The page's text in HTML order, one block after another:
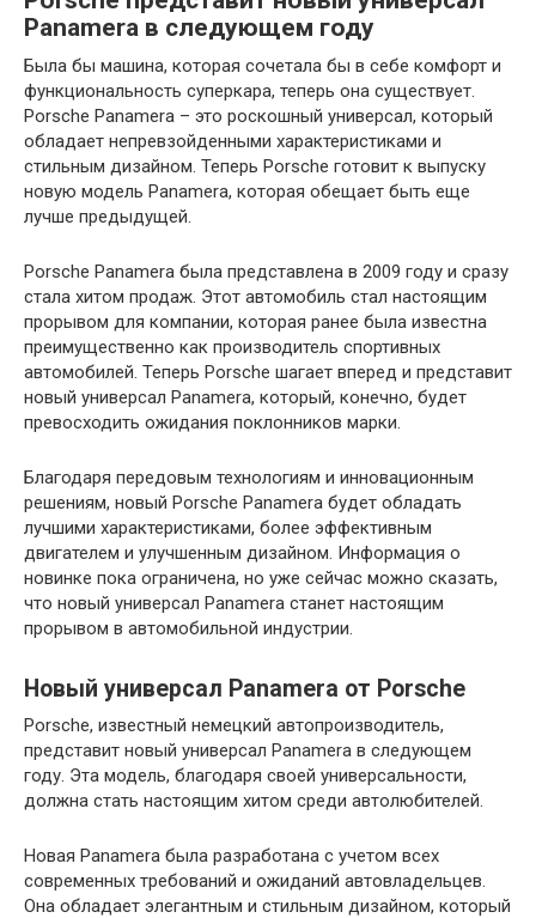
Panamera в следующем году
Была бы машина, которая сочетала бы в себе комфорт и
функциональность суперкара, теперь она существует.
Porsche Panamera – это роскошный универсал, который
обладает непревзойденными характеристиками и
стильным дизайном. Теперь Porsche готовит к выпуску
новую модель Panamera, которая обещает быть еще
лучше предыдущей.
Porsche Panamera была представлена в 2009 году и сразу
стала хитом продаж. Этот автомобиль стал настоящим
прорывом для компании, которая ранее была известна
преимущественно как производитель спортивных
автомобилей. Теперь Porsche шагает вперед и представит
новый универсал Panamera, который, конечно, будет
превосходить ожидания поклонников марки.
Благодаря передовым технологиям и инновационным
решениям, новый Porsche Panamera будет обладать
лучшими характеристиками, более эффективным
двигателем и улучшенным дизайном. Информация о
новинке пока ограничена, но уже сейчас можно сказать,
что новый универсал Panamera станет настоящим
прорывом в автомобильной индустрии.
Новый универсал Panamera от Porsche
Porsche, известный немецкий автопроизводитель,
представит новый универсал Panamera в следующем
году. Эта модель, благодаря своей универсальности,
должна стать настоящим хитом среди автолюбителей.
Новая Panamera была разработана с учетом всех
современных требований и ожиданий автовладельцев.
Она обладает элегантным и стильным дизайном, который